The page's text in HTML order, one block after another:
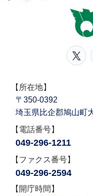
【所在地】
〒350-0392
埼玉県比企郡鳩山町
【電話番号】
049-296-1211
【ファクス番号】
049-296-2594
【開庁時間】